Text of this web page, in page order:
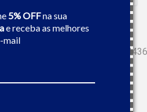
5% OFFna sua
e receba as melhores
mail
CHAVES CHAVE CABO T PONTA HEXAGONAL ABAULADA 4X142MM TRAMONTINA 44364104
ABAULADA 4X142MM